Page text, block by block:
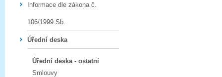
Informace dle zákona č.
106/1999 Sb.
Úřední deska
Úřední deska - ostatní
Smlouvy